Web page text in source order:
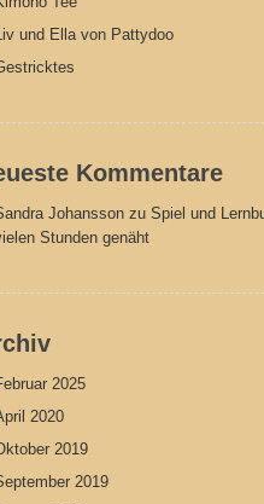
und Ella von Pattydoo
Kommentare
Johansson zuSpiel und
Stunden genäht
2025
2020
2019
2019